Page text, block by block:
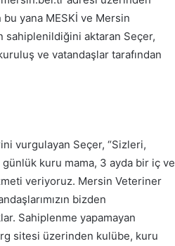
yana MESKİ ve Mersin
sahiplenildiğini aktaran Seçer,
ve vatandaşlar tarafından
vurgulayan Seçer, “Sizleri,
günlük kuru mama, 3 ayda bir iç ve
veriyoruz. Mersin Veteriner
bizden
Sahiplenme yapamayan
sitesi üzerinden kulübe, kuru